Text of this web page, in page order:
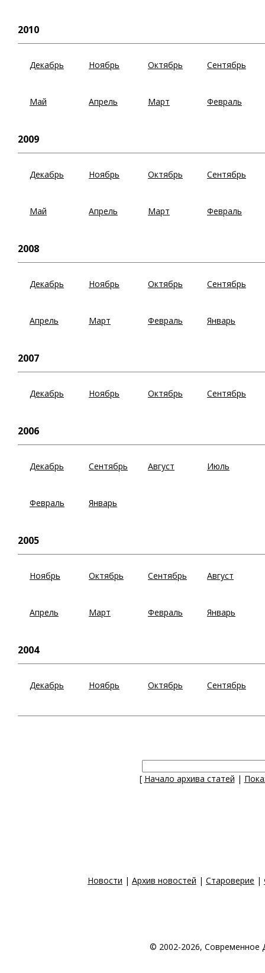
2010
Декабрь Ноябрь Октябрь Сентябрь
Май Апрель Март Февраль
2009
Декабрь Ноябрь Октябрь Сентябрь
Май Апрель Март Февраль
2008
Декабрь Ноябрь Октябрь Сентябрь
Апрель Март Февраль Январь
2007
Декабрь Ноябрь Октябрь Сентябрь
2006
Декабрь Сентябрь Август Июль
Февраль Январь
2005
Ноябрь Октябрь Сентябрь Август
Апрель Март Февраль Январь
2004
Декабрь Ноябрь Октябрь Сентябрь
[ Начало архива статей |
Новости | Архив новостей | Староверие |
© 2002-2026, Современное